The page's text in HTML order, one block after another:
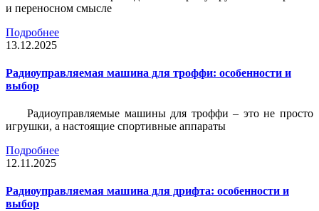
и переносном смысле
Подробнее
13.12.2025
Радиоуправляемая машина для троффи: особенности и
выбор
Радиоуправляемые машины для троффи – это не просто
игрушки, а настоящие спортивные аппараты
Подробнее
12.11.2025
Радиоуправляемая машина для дрифта: особенности и
выбор